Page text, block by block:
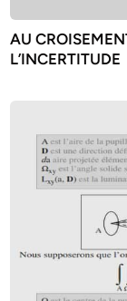
AU
L’INCERTITUDE